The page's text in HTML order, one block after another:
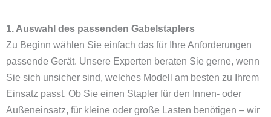
1. Auswahl des passenden Gabelstaplers
Zu Beginn wählen Sie einfach das für Ihre Anforderungen
passende Gerät. Unsere Experten beraten Sie gerne, wenn
Sie sich unsicher sind, welches Modell am besten zu Ihrem
Einsatz passt. Ob Sie einen Stapler für den Innen- oder
Außeneinsatz, für kleine oder große Lasten benötigen – wir